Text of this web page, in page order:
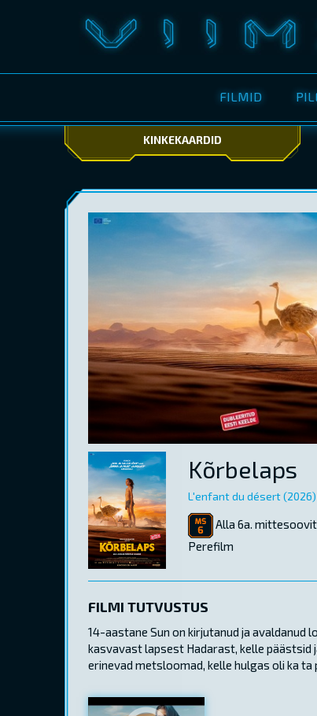
FILMID
KINKEKAARDID
Kõrbelaps
L'enfant du désert (2026)
Alla 6a.
Perefilm
FILMI TUTVUSTUS
14-aastane Sun on kirjutanud ja avaldanud
kasvavast lapsest Hadarast, kelle päästsid
erinevad metsloomad, kelle hulgas oli ka